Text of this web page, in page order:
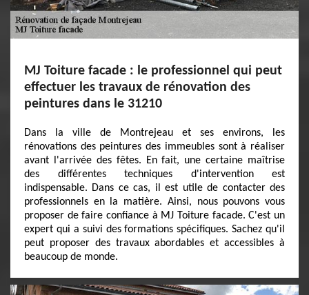
MJ Toiture facade : le professionnel qui peut
effectuer les travaux de rénovation des
peintures dans le 31210
Dans la ville de Montrejeau et ses environs, les
rénovations des peintures des immeubles sont à réaliser
avant l'arrivée des fêtes. En fait, une certaine maîtrise
des différentes techniques d'intervention est
indispensable. Dans ce cas, il est utile de contacter des
professionnels en la matière. Ainsi, nous pouvons vous
proposer de faire confiance à MJ Toiture facade. C'est un
expert qui a suivi des formations spécifiques. Sachez qu'il
peut proposer des travaux abordables et accessibles à
beaucoup de monde.